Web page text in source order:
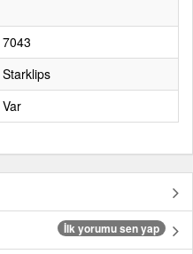
7043
Starklips
Var
İlk yorumu sen yap